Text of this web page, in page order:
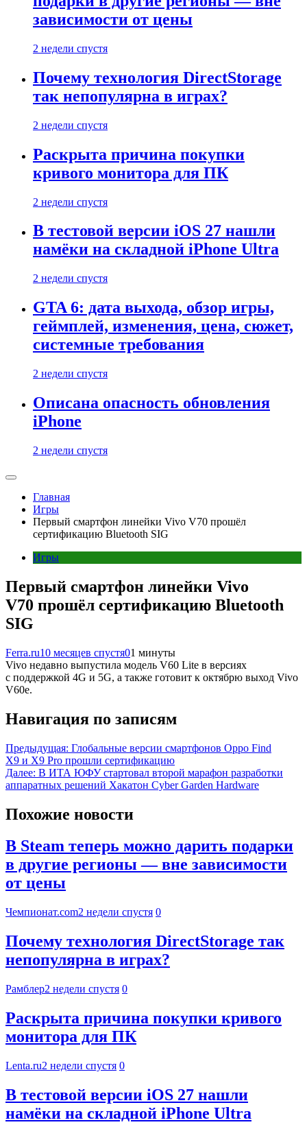
зависимости от цены
2 недели спустя
Почему технология DirectStorage
так непопулярна в играх?
2 недели спустя
Раскрыта причина покупки
кривого монитора для ПК
2 недели спустя
В тестовой версии iOS 27 нашли
намёки на складной iPhone Ultra
2 недели спустя
GTA 6: дата выхода, обзор игры,
геймплей, изменения, цена, сюжет,
системные требования
2 недели спустя
Описана опасность обновления
iPhone
2 недели спустя
Главная
Игры
Первый смартфон линейки Vivo V70 прошёл
сертификацию Bluetooth SIG
Игры
Первый смартфон линейки Vivo
V70 прошёл сертификацию Bluetooth
SIG
Ferra.ru10 месяцев спустя01 минуты
Vivo недавно выпустила модель V60 Lite в версиях
с поддержкой 4G и 5G, а также готовит к октябрю выход Vivo
V60e.
Навигация по записям
Предыдущая: Глобальные версии смартфонов Oppo Find
X9 и X9 Pro прошли сертификацию
Далее: В ИТА ЮФУ стартовал второй марафон разработки
аппаратных решений Хакатон Cyber Garden Hardware
Похожие новости
В Steam теперь можно дарить подарки
в другие регионы — вне зависимости
от цены
Чемпионат.com2 недели спустя 0
Почему технология DirectStorage так
непопулярна в играх?
Рамблер2 недели спустя 0
Раскрыта причина покупки кривого
монитора для ПК
Lenta.ru2 недели спустя 0
В тестовой версии iOS 27 нашли
намёки на складной iPhone Ultra